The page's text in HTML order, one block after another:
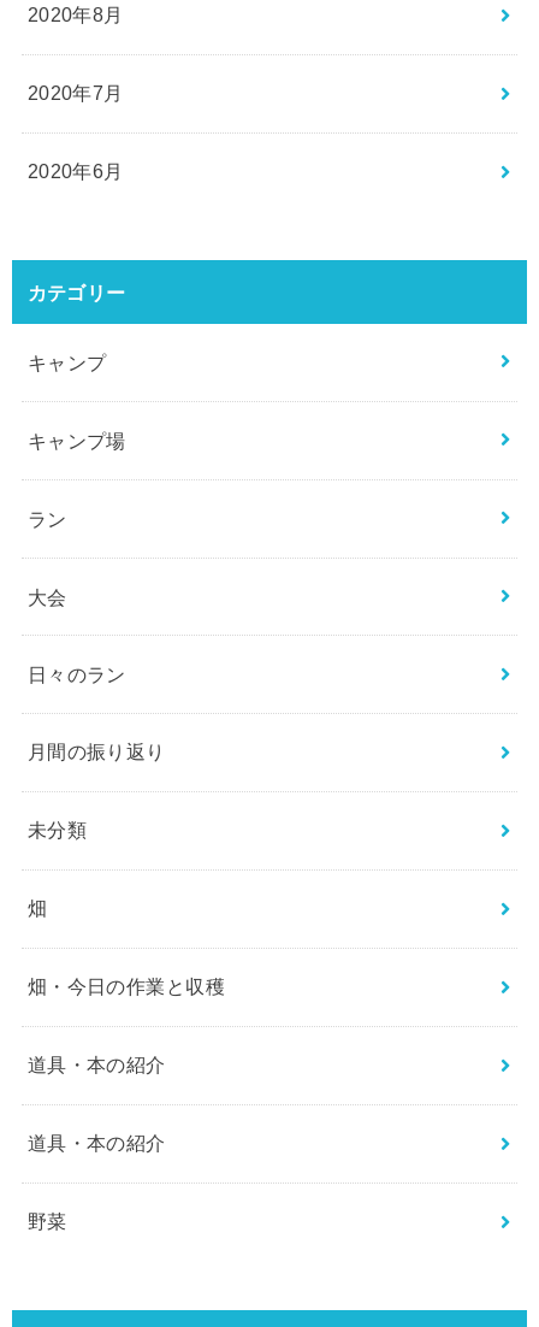
2020年8月
2020年7月
2020年6月
カテゴリー
キャンプ
キャンプ場
ラン
大会
日々のラン
月間の振り返り
未分類
畑
畑・今日の作業と収穫
道具・本の紹介
道具・本の紹介
野菜